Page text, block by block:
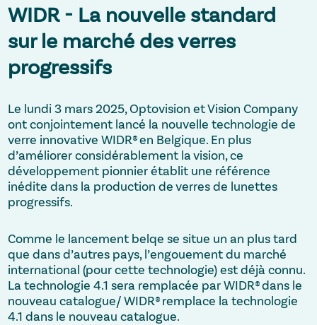
WIDR - La nouvelle standard
sur le marché des verres
progressifs
Le lundi 3 mars 2025, Optovision et Vision Company
ont conjointement lancé la nouvelle technologie de
verre innovative WIDR® en Belgique. En plus
d’améliorer considérablement la vision, ce
développement pionnier établit une référence
inédite dans la production de verres de lunettes
progressifs.
Comme le lancement belqe se situe un an plus tard
que dans d’autres pays, l’engouement du marché
international (pour cette technologie) est déjà connu.
La technologie 4.1 sera remplacée par WIDR® dans le
nouveau catalogue/ WIDR® remplace la technologie
4.1 dans le nouveau catalogue.